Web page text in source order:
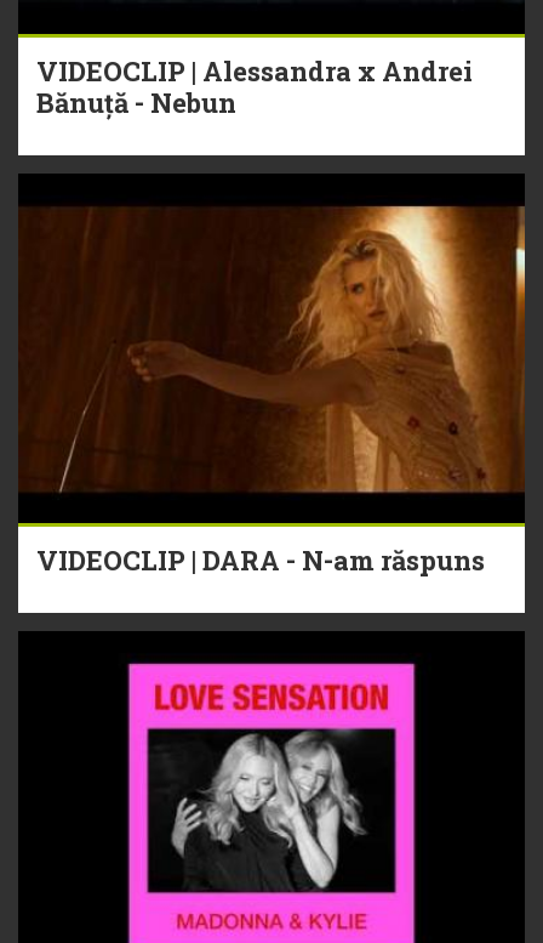
VIDEOCLIP | Alessandra x Andrei
Bănuță - Nebun
VIDEOCLIP | DARA - N-am răspuns